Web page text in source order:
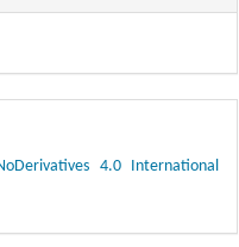
4.0 International